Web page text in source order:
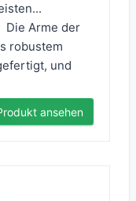
Die Arme der
robustem
und
ansehen